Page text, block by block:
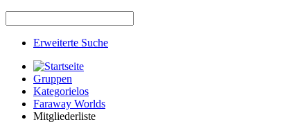
Erweiterte Suche
Gruppen
Kategorielos
Faraway Worlds
Mitgliederliste